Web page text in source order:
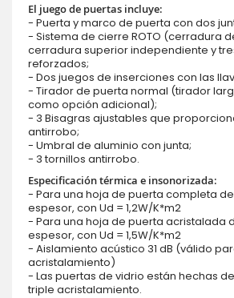
El juego de puertas incluye:
- Puerta y marco de puerta con dos
- Sistema de cierre ROTO (cerradura
cerradura superior independiente y
reforzados;
- Dos juegos de inserciones con las
- Tirador de puerta normal (tirador
como opción adicional);
- 3 Bisagras ajustables que
antirrobo;
- Umbral de aluminio con junta;
- 3 tornillos antirrobo.
Especificación térmica e insonorizada:
- Para una hoja de puerta completa
espesor, con Ud = 1,2W/K*m2
- Para una hoja de puerta acristalada
espesor, con Ud = 1,5W/K*m2
- Aislamiento acústico 31 dB (válido
acristalamiento)
- Las puertas de vidrio están hechas
triple acristalamiento.